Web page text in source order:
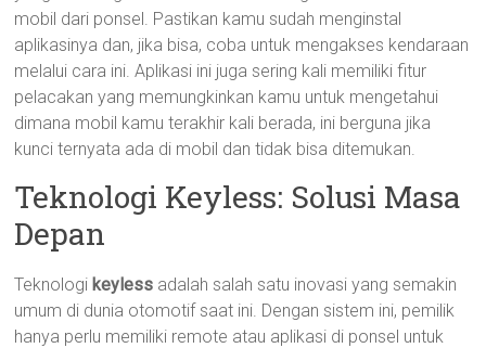
mobil dari ponsel. Pastikan kamu sudah menginstal
aplikasinya dan, jika bisa, coba untuk mengakses kendaraan
melalui cara ini. Aplikasi ini juga sering kali memiliki fitur
pelacakan yang memungkinkan kamu untuk mengetahui
dimana mobil kamu terakhir kali berada, ini berguna jika
kunci ternyata ada di mobil dan tidak bisa ditemukan.
Teknologi Keyless: Solusi Masa
Depan
Teknologi keyless adalah salah satu inovasi yang semakin
umum di dunia otomotif saat ini. Dengan sistem ini, pemilik
hanya perlu memiliki remote atau aplikasi di ponsel untuk